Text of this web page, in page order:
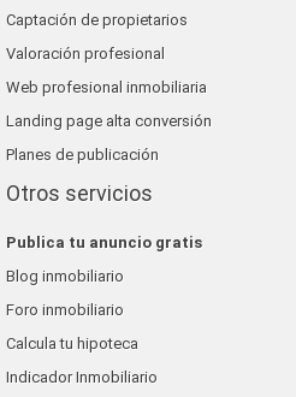
Captación de propietarios
Valoración profesional
Web profesional inmobiliaria
Landing page alta conversión
Planes de publicación
Otros servicios
Publica tu anuncio gratis
Blog inmobiliario
Foro inmobiliario
Calcula tu hipoteca
Indicador Inmobiliario